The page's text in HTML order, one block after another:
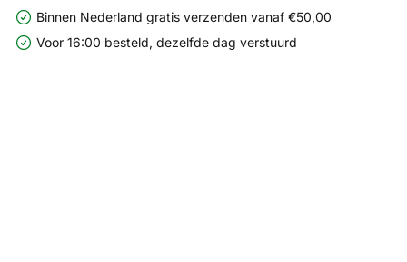
Binnen Nederland gratis verzenden vanaf €50,00
Voor 16:00 besteld, dezelfde dag verstuurd